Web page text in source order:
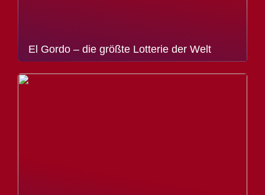
El Gordo – die größte Lotterie der Welt